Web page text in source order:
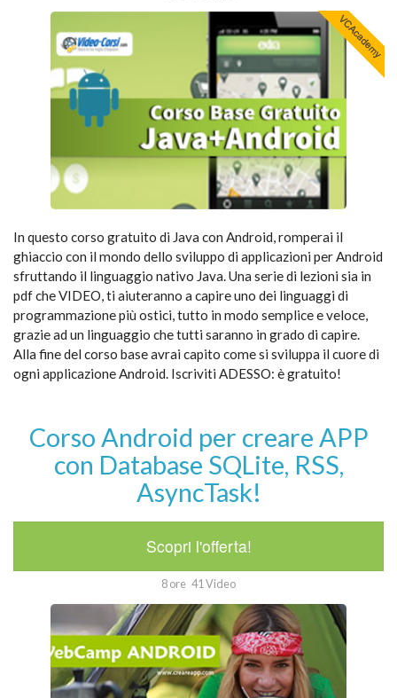
In questo corso gratuito di Java con Android, romperai il
ghiaccio con il mondo dello sviluppo di applicazioni per Android
sfruttando il linguaggio nativo Java. Una serie di lezioni sia in
pdf che VIDEO, ti aiuteranno a capire uno dei linguaggi di
programmazione più ostici, tutto in modo semplice e veloce,
grazie ad un linguaggio che tutti saranno in grado di capire.
Alla fine del corso base avrai capito come si sviluppa il cuore di
ogni applicazione Android. Iscriviti ADESSO: è gratuito!
Corso Android per creare APP
con Database SQLite, RSS,
AsyncTask!
Scopri l'offerta!
8 ore 41 Video